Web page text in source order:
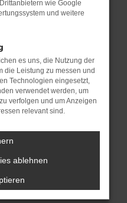
zu beheben.
Browser und dein
neuesten Stand
nicht nur ein
Funktionen nicht
Schritte
uns bitte. Wir
wie Google
und weitere
es uns, die Nutzung der
die Leistung zu messen und
Technologien eingesetzt,
verwendet werden, um
verfolgen und um Anzeigen
relevant sind.
ablehnen